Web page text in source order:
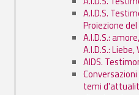
A.I.D.S.
Proiezione del
A.I.D.S.:
A.I.D.S.:
AIDS.
temi